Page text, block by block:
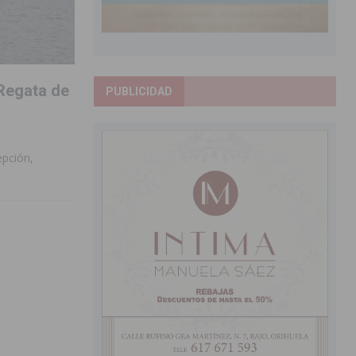
de
PUBLICIDAD